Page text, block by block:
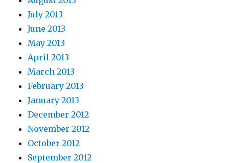
July 2013
June 2013
May 2013
April 2013
March 2013
February 2013
January 2013
December 2012
November 2012
October 2012
September 2012